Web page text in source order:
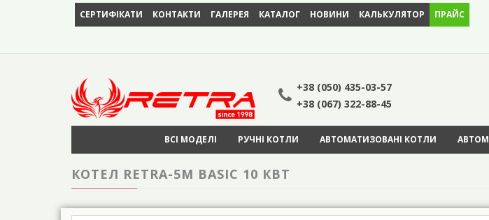
СЕРТИФІКАТИ КОНТАКТИ ГАЛЕРЕЯ КАТАЛОГ НОВИНИ КАЛЬКУЛЯТОР ПРАЙС
+38 (050) 435-03-57
+38 (067) 322-88-45
ВСІ МОДЕЛІ РУЧНІ КОТЛИ АВТОМАТИЗОВАНІ КОТЛИ
КОТЕЛ RETRA-5М BASIC 10 КВТ